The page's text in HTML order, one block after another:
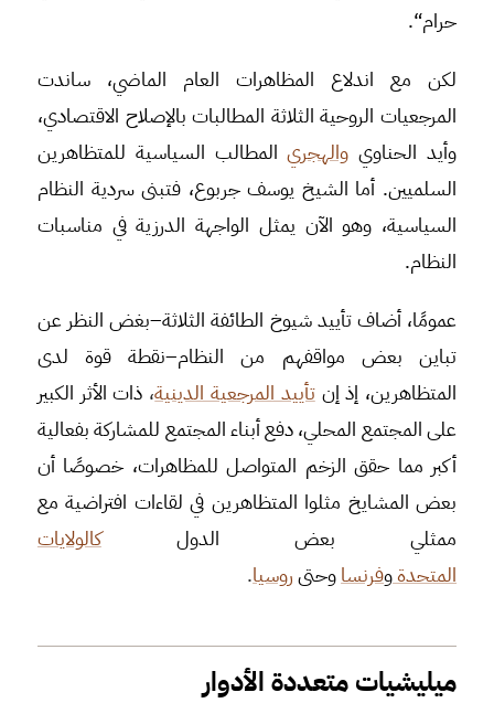
حرام“.
لكن مع اندلاع المظاهرات العام الماضي، ساندت
المرجعيات الروحية الثلاثة المطالبات بالإصلاح الاقتصادي،
وأيد الحناوي والهجري المطالب السياسية للمتظاهرين
السلميين. أما الشيخ يوسف جربوع، فتبنى سردية النظام
السياسية، وهو الآن يمثل الواجهة الدرزية في مناسبات
النظام.
عمومًا، أضاف تأييد شيوخ الطائفة الثلاثة–بغض النظر عن
تباين بعض مواقفهم من النظام–نقطة قوة لدى
المتظاهرين، إذ إن تأييد المرجعية الدينية، ذات الأثر الكبير
على المجتمع المحلي، دفع أبناء المجتمع للمشاركة بفعالية
أكبر مما حقق الزخم المتواصل للمظاهرات، خصوصًا أن
بعض المشايخ مثلوا المتظاهرين في لقاءات افتراضية مع
ممثلي بعض الدول
كالولايات
المتحدةوفرنساوحتىروسيا.
ميليشيات متعددة الأدوار